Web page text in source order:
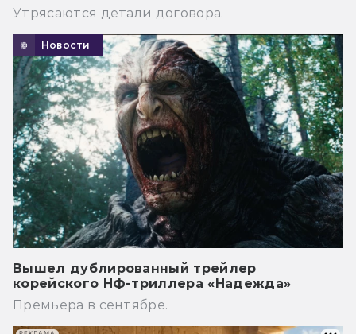
Утрясаются детали договора.
Новости
Вышел дублированный трейлер
корейского НФ-триллера «Надежда»
Премьера в сентябре.